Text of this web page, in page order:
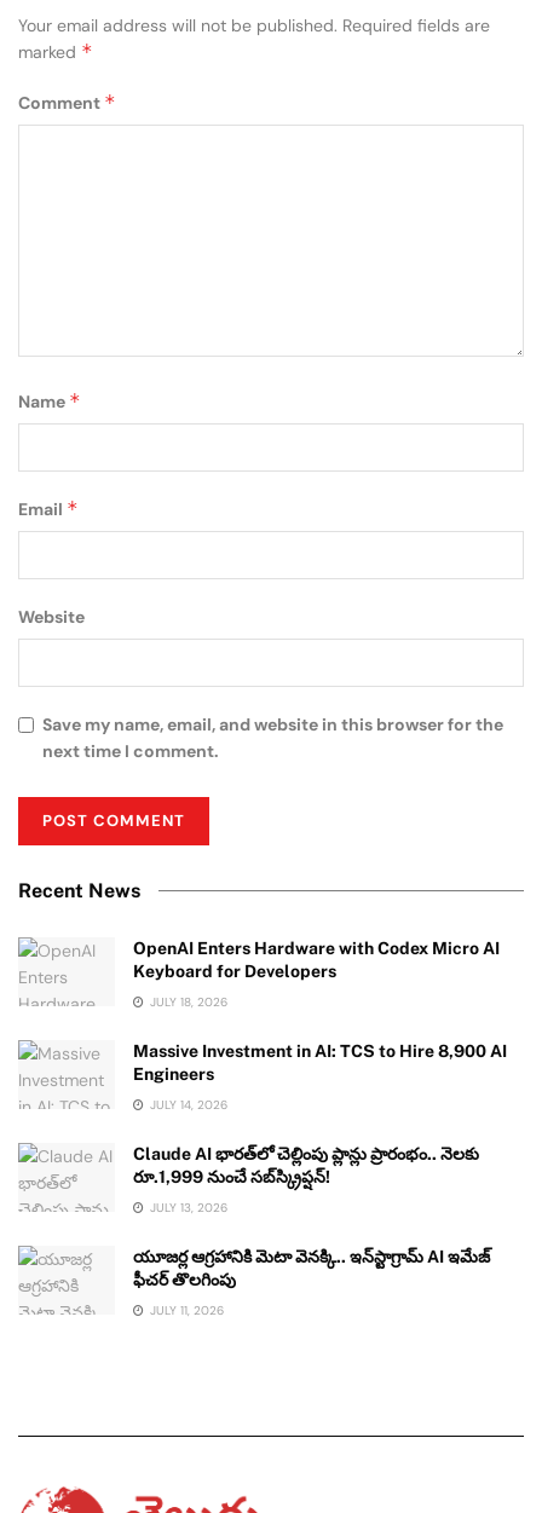
Your email address will not be published. Required fields are
marked *
Comment *
Name *
Email *
Website
Save my name, email, and website in this browser for the
next time I comment.
Recent News
OpenAI Enters Hardware with Codex Micro AI
Keyboard for Developers
JULY 18, 2026
Massive Investment in AI: TCS to Hire 8,900 AI
Engineers
JULY 14, 2026
Claude AI భారత్‌లో చెల్లింపు ప్లాన్లు ప్రారంభం.. నెలకు
రూ.1,999 నుంచే సబ్‌స్క్రిప్షన్!
JULY 13, 2026
యూజర్ల ఆగ్రహానికి మెటా వెనక్కి.. ఇన్‌స్టాగ్రామ్ AI ఇమేజ్
ఫీచర్ తొలగింపు
JULY 11, 2026